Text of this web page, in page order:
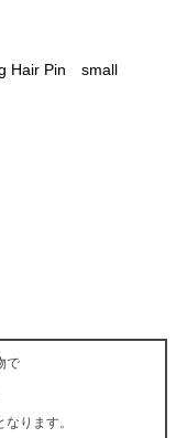
Hair Pin small
で
ります。